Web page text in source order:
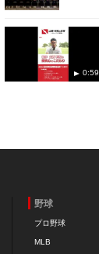
0:59
野球
プロ野球
MLB